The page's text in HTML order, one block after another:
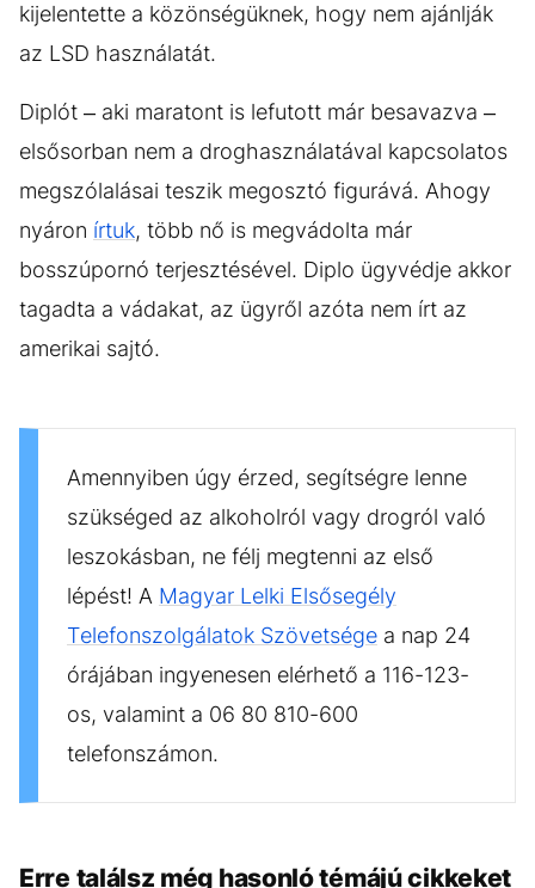
kijelentette a közönségüknek, hogy nem ajánlják
az LSD használatát.
Diplót – aki maratont is lefutott már besavazva –
elsősorban nem a droghasználatával kapcsolatos
megszólalásai teszik megosztó figurává. Ahogy
nyáron írtuk, több nő is megvádolta már
bosszúpornó terjesztésével. Diplo ügyvédje akkor
tagadta a vádakat, az ügyről azóta nem írt az
amerikai sajtó.
Amennyiben úgy érzed, segítségre lenne
szükséged az alkoholról vagy drogról való
leszokásban, ne félj megtenni az első
lépést! A Magyar Lelki Elsősegély
Telefonszolgálatok Szövetsége a nap 24
órájában ingyenesen elérhető a 116-123-
os, valamint a 06 80 810-600
telefonszámon.
Erre találsz még hasonló témájú cikkeket